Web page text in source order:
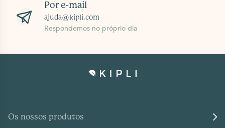
Por e-mail
ajuda@kipli.com
Respondemos no próprio dia
Os nossos produtos